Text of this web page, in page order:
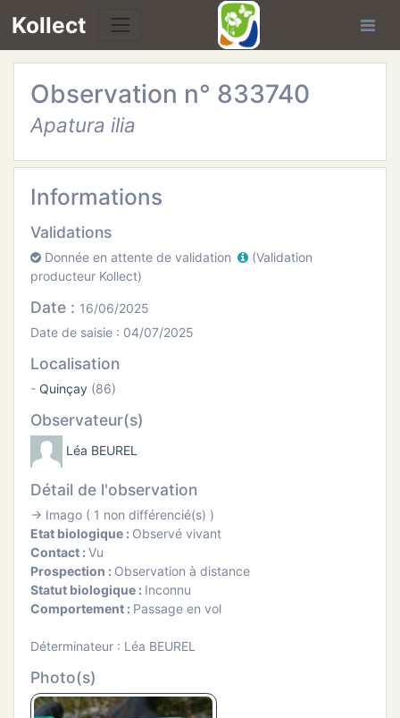
Kollect
Observation n° 833740
Apatura ilia
Informations
Validations
Donnée en attente de validation
(Validation
producteur Kollect)
Date : 16/06/2025
Date de saisie : 04/07/2025
Localisation
- Quinçay(86)
Observateur(s)
Léa BEUREL
Détail de l'observation
→ Imago ( 1 non différencié(s) )
Etat biologique : Observé vivant
Contact : Vu
Prospection : Observation à distance
Statut biologique : Inconnu
Comportement : Passage en vol
Déterminateur : Léa BEUREL
Photo(s)